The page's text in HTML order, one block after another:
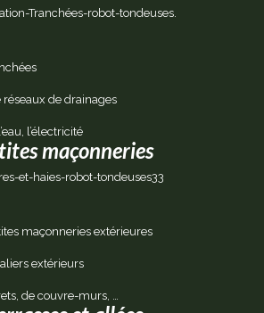
réseaux de drainages
l’électricité
maçonneries
maçonneries extérieures
extérieurs
de couvre-murs, …